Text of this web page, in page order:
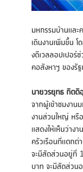
มหกรรมบ้านและ
เดินงานเพิ่มขึ้น
งดีเวลลอปเปอร์
คอสังหาฯ ของรัฐ
นายวรยุทธ กิตติ
จากผู้เข้าชมงาน
งานส่วนใหญ่ หรื
แสดงให้เห็นว่าง
ครัวเรือนที่แตกต่
จะมีสัดส่วนอยู่ที่
บาท จะมีสัดส่วน